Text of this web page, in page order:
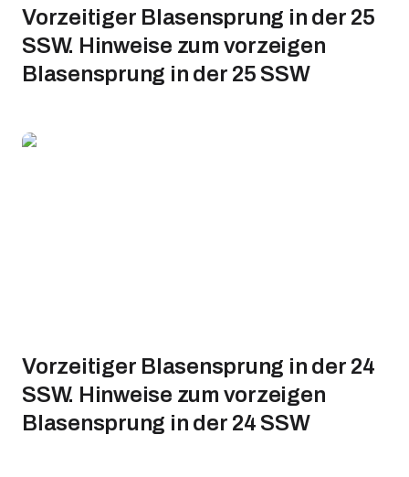
Vorzeitiger Blasensprung in der 25
SSW. Hinweise zum vorzeigen
Blasensprung in der 25 SSW
Vorzeitiger Blasensprung in der 24
SSW. Hinweise zum vorzeigen
Blasensprung in der 24 SSW